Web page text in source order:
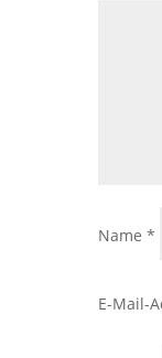
Name *
E-Mail-